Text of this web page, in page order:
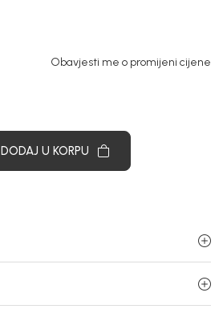
Obavjesti me o promijeni cijene
DODAJ U KORPU